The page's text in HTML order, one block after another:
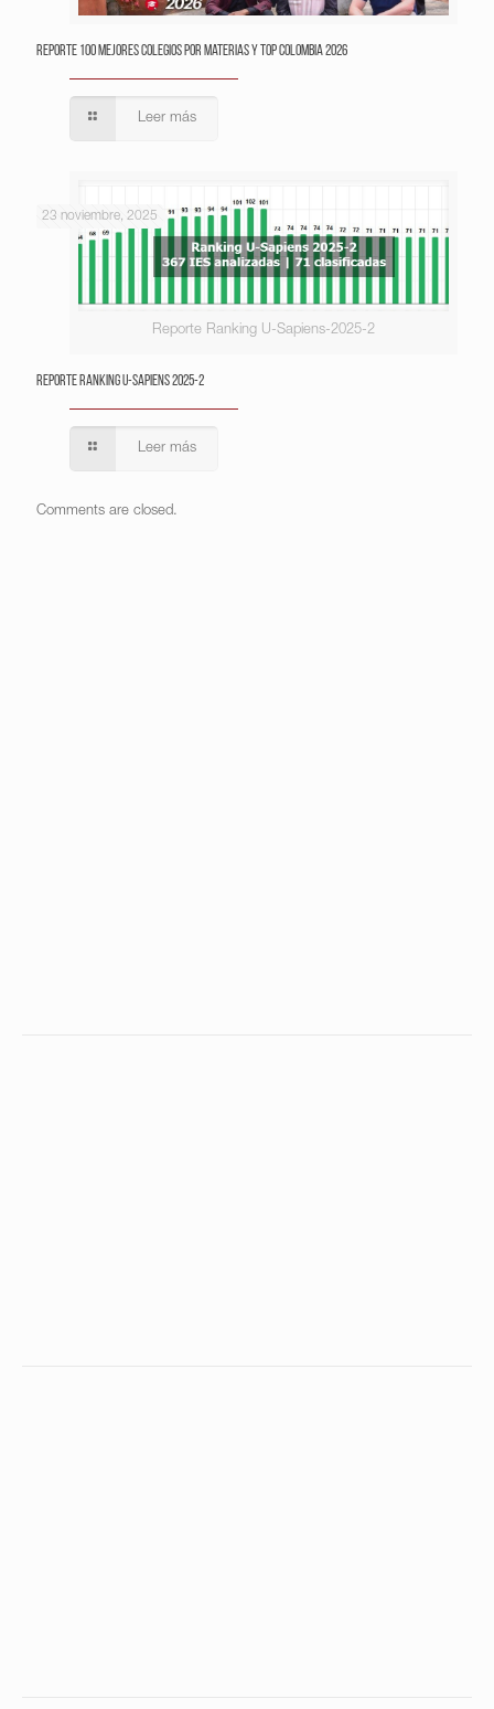
Reporte 100 Mejores Colegios por Materias y Top Colombia 2026
Leer más
Reporte Ranking U-Sapiens-2025-2
23 noviembre, 2025
Reporte Ranking U-Sapiens 2025-2
Leer más
Comments are closed.